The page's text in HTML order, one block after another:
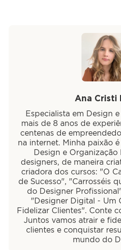
Ana Cristi
Especialista em Design
mais de 8 anos de
centenas de
na internet. Minha paixão
Design e Organização
designers, de maneira
criadora dos cursos: "O
de Sucesso", "Carrosséis
do Designer
"Designer Digital - Um
Fidelizar Clientes". Conte
Juntos vamos atrair e
clientes e conquistar
mundo do